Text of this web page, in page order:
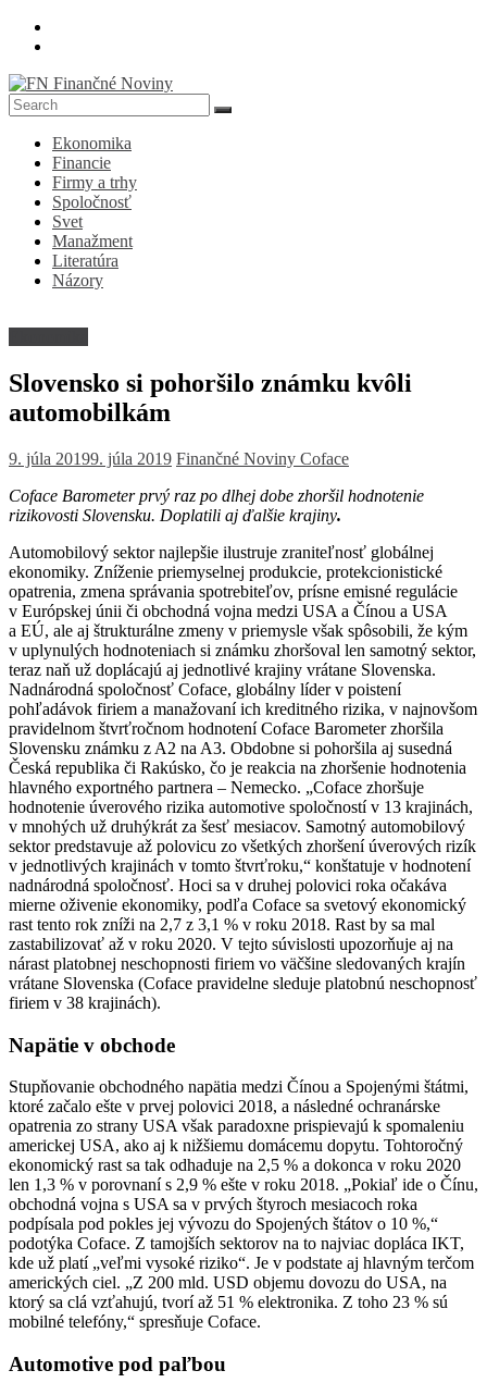
Skip
FN
Finančné
Noviny
Denník
ekonomike
spoločnosti
Ekonomika
Financie
Firmy a trhy
Spoločnosť
Svet
Manažment
Literatúra
Názory
Slovensko si pohoršilo známku kvôli
automobilkám
9. júla 20199. júla 2019 Finančné Noviny Coface
Coface Barometer prvý raz po dlhej dobe zhoršil hodnotenie
rizikovosti Slovensku. Doplatili aj ďalšie krajiny.
Automobilový sektor najlepšie ilustruje zraniteľnosť globálnej
ekonomiky. Zníženie priemyselnej produkcie, protekcionistické
opatrenia, zmena správania spotrebiteľov, prísne emisné regulácie
v Európskej únii či obchodná vojna medzi USA a Čínou a USA
a EÚ, ale aj štrukturálne zmeny v priemysle však spôsobili, že kým
v uplynulých hodnoteniach si známku zhoršoval len samotný sektor,
teraz naň už doplácajú aj jednotlivé krajiny vrátane Slovenska.
Nadnárodná spoločnosť Coface, globálny líder v poistení
pohľadávok firiem a manažovaní ich kreditného rizika, v najnovšom
pravidelnom štvrťročnom hodnotení Coface Barometer zhoršila
Slovensku známku z A2 na A3. Obdobne si pohoršila aj susedná
Česká republika či Rakúsko, čo je reakcia na zhoršenie hodnotenia
hlavného exportného partnera – Nemecko. „Coface zhoršuje
hodnotenie úverového rizika automotive spoločností v 13 krajinách,
v mnohých už druhýkrát za šesť mesiacov. Samotný automobilový
sektor predstavuje až polovicu zo všetkých zhoršení úverových rizík
v jednotlivých krajinách v tomto štvrťroku,“ konštatuje v hodnotení
nadnárodná spoločnosť. Hoci sa v druhej polovici roka očakáva
mierne oživenie ekonomiky, podľa Coface sa svetový ekonomický
rast tento rok zníži na 2,7 z 3,1 % v roku 2018. Rast by sa mal
zastabilizovať až v roku 2020. V tejto súvislosti upozorňuje aj na
nárast platobnej neschopnosti firiem vo väčšine sledovaných krajín
vrátane Slovenska (Coface pravidelne sleduje platobnú neschopnosť
firiem v 38 krajinách).
Napätie v obchode
Stupňovanie obchodného napätia medzi Čínou a Spojenými štátmi,
ktoré začalo ešte v prvej polovici 2018, a následné ochranárske
opatrenia zo strany USA však paradoxne prispievajú k spomaleniu
americkej USA, ako aj k nižšiemu domácemu dopytu. Tohtoročný
ekonomický rast sa tak odhaduje na 2,5 % a dokonca v roku 2020
len 1,3 % v porovnaní s 2,9 % ešte v roku 2018. „Pokiaľ ide o Čínu,
obchodná vojna s USA sa v prvých štyroch mesiacoch roka
podpísala pod pokles jej vývozu do Spojených štátov o 10 %,“
podotýka Coface. Z tamojších sektorov na to najviac dopláca IKT,
kde už platí „veľmi vysoké riziko“. Je v podstate aj hlavným terčom
amerických ciel. „Z 200 mld. USD objemu dovozu do USA, na
ktorý sa clá vzťahujú, tvorí až 51 % elektronika. Z toho 23 % sú
mobilné telefóny,“ spresňuje Coface.
Automotive pod paľbou